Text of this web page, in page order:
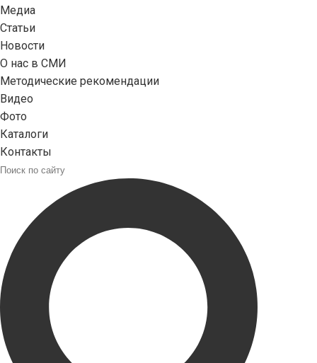
Медиа
Статьи
Новости
О нас в СМИ
Методические рекомендации
Видео
Фото
Каталоги
Контакты